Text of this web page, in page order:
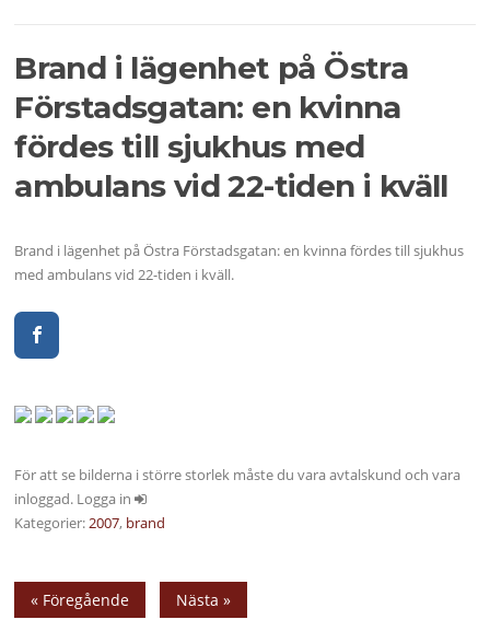
Brand i lägenhet på Östra
Förstadsgatan: en kvinna
fördes till sjukhus med
ambulans vid 22-tiden i kväll
Brand i lägenhet på Östra Förstadsgatan: en kvinna fördes till sjukhus
med ambulans vid 22-tiden i kväll.
För att se bilderna i större storlek måste du vara avtalskund och vara
inloggad. Logga in
Kategorier:2007, brand
« Föregående Nästa »